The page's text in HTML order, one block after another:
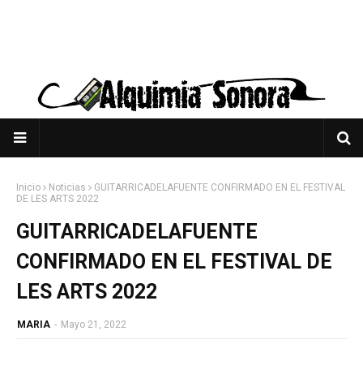
Inicio Noticias
GUITARRICADELAFUENTE CONFIRMADO EN EL FESTIVAL
DE LES ARTS 2022
GUITARRICADELAFUENTE
CONFIRMADO EN EL FESTIVAL DE
LES ARTS 2022
MARIA - Mayo 21, 2022